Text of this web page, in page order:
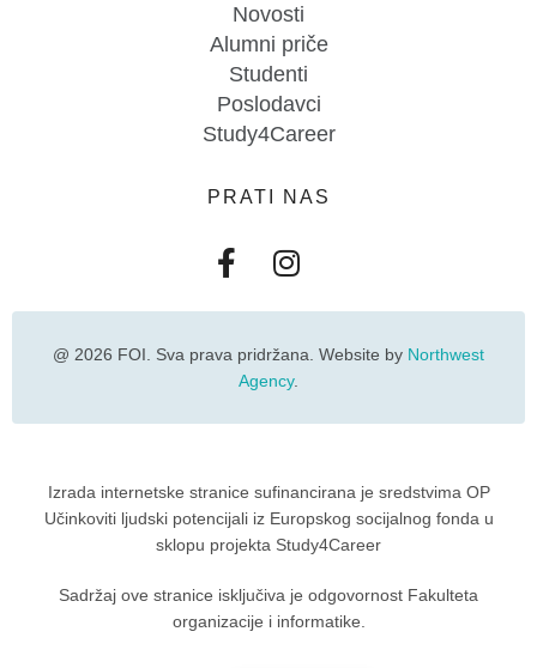
Novosti
Alumni priče
Studenti
Poslodavci
Study4Career
PRATI NAS
@ 2026 FOI. Sva prava pridržana. Website by Northwest
Agency.
Izrada internetske stranice sufinancirana je sredstvima OP
Učinkoviti ljudski potencijali iz Europskog socijalnog fonda u
sklopu projekta Study4Career
Sadržaj ove stranice isključiva je odgovornost Fakulteta
organizacije i informatike.